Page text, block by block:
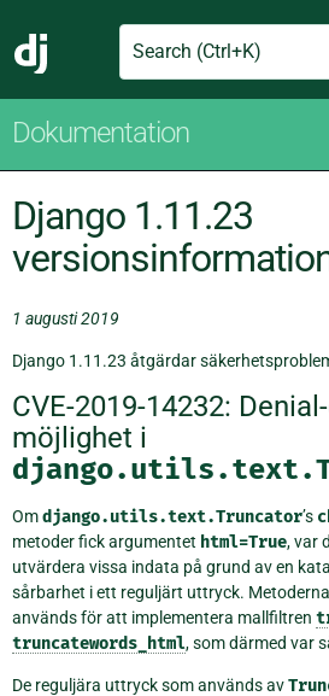
Django
Search
Dokumentation
Django 1.11.23
1 augusti 2019
Django 1.11.23 åtgärdar
CVE-2019-14232:
möjlighet i
Omdjango.utils.text.Truncator’s
metoder fick argumentet html=True, var
utvärdera vissa indata på grund av en
sårbarhet i ett reguljärt uttryck. Metoderna
används för att implementera mallfiltren
truncatewords_html, som därmed var
De reguljära uttryck som används av